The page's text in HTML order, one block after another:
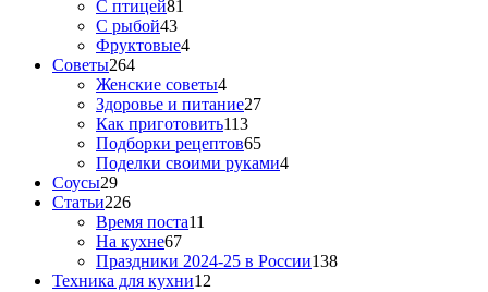
С птицей81
С рыбой43
Фруктовые4
Советы264
Женские советы4
Здоровье и питание27
Как приготовить113
Подборки рецептов65
Поделки своими руками4
Соусы29
Статьи226
Время поста11
На кухне67
Праздники 2024-25 в России138
Техника для кухни12